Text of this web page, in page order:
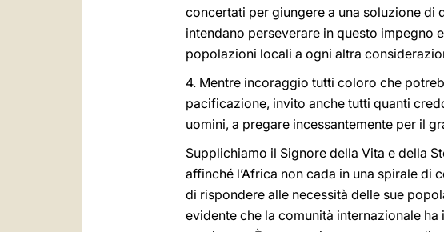
concertati per giungere a una soluzione di
intendano perseverare in questo impegno
popolazioni locali a ogni altra
4. Mentre incoraggio tutti coloro che
pacificazione, invito anche tutti quanti
uomini, a pregare incessantemente per il
Supplichiamo il Signore della Vita e della
affinché l’Africa non cada in una spirale
di rispondere alle necessità delle sue
evidente che la comunità internazionale